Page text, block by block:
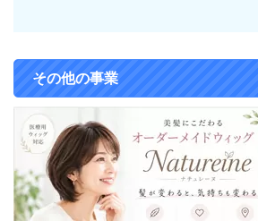
その他の事業